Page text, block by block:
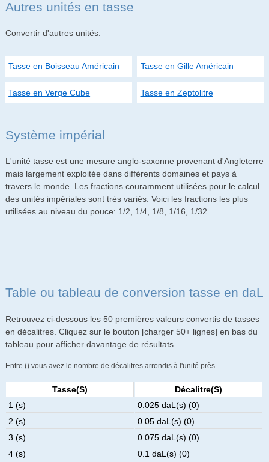
Autres unités en tasse
Convertir d'autres unités:
Tasse en Boisseau Américain Tasse en Gille Américain
Tasse en Verge Cube Tasse en Zeptolitre
Système impérial
L'unité tasse est une mesure anglo-saxonne provenant d'Angleterre
mais largement exploitée dans différents domaines et pays à
travers le monde. Les fractions couramment utilisées pour le calcul
des unités impériales sont très variés. Voici les fractions les plus
utilisées au niveau du pouce: 1/2, 1/4, 1/8, 1/16, 1/32.
Table ou tableau de conversion tasse en daL
Retrouvez ci-dessous les 50 premières valeurs convertis de tasses
en décalitres. Cliquez sur le bouton [charger 50+ lignes] en bas du
tableau pour afficher davantage de résultats.
Entre () vous avez le nombre de décalitres arrondis à l'unité près.
Tasse(s)
Décalitre(s)
1 (s)
0.025 daL(s) (0)
2 (s)
0.05 daL(s) (0)
3 (s)
0.075 daL(s) (0)
4 (s)
0.1 daL(s) (0)